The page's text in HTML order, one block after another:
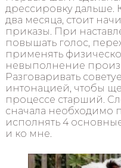
дрессировку дальше.
два месяца, стоит
приказы. При
повышать голос,
применять
невыполнение
Разговаривать
интонацией, чтобы
процессе старший.
сначала необходимо
исполнять 4
и ко мне.